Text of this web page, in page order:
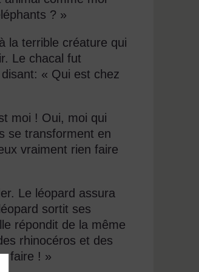
? »
la terrible créature qui
Le chacal fut
« Qui est chez
moi ! Oui, moi qui
se transforment en
vraiment rien faire
Le léopard assura
sortit ses
répondit de la même
rhinocéros et des
faire ! »